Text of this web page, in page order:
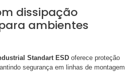
dissipação
ambientes
Standart ESD oferece proteção
segurança em linhas de montagem